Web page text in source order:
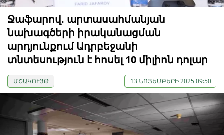
Ջաֆարով. արտասահմանյան
նախագծերի իրականացման
արդյունքում Ադրբեջանի
տնտեսություն է հոսել 10 միլիոն դոլար
ՄՇԱԿՈՒՅԹ 13 ՆՈՅԵՄԲԵՐԻ 2025 09:50